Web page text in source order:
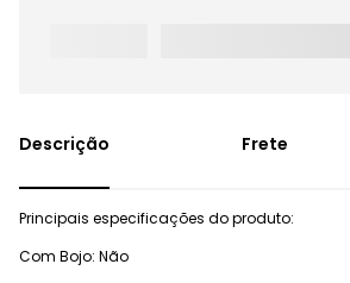
Frete
Principais especificações do produto:
Com Bojo: Não